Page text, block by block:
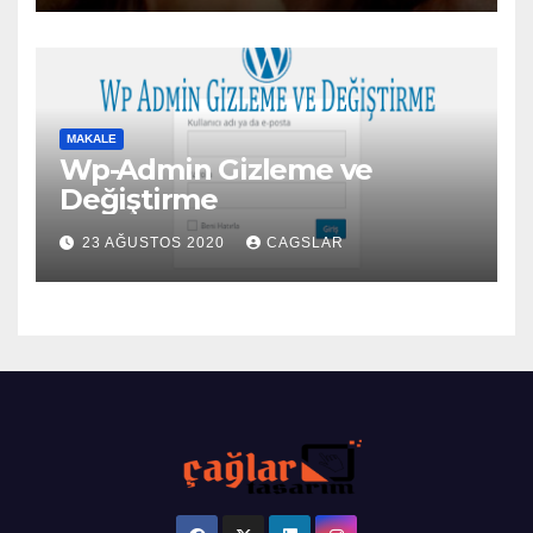
MAKALE
Wp-Admin Gizleme ve
Değiştirme
23 AĞUSTOS 2020 CAGSLAR